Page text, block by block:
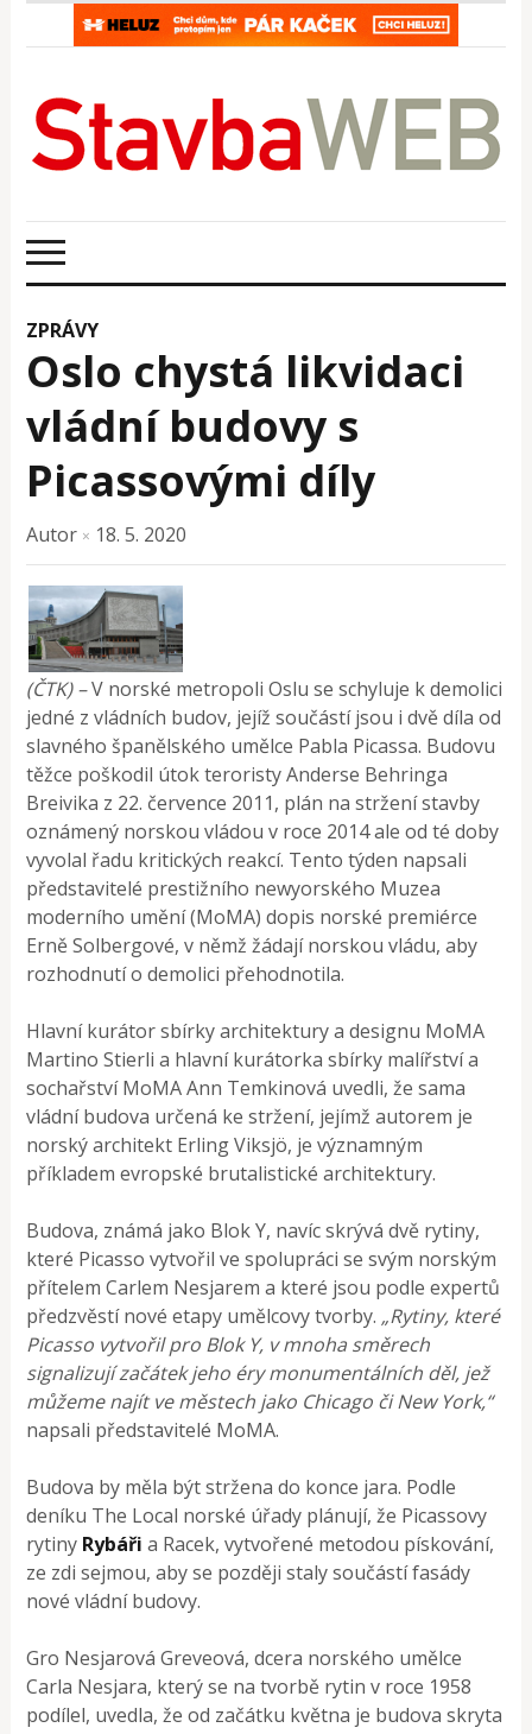
ZPRÁVY
Oslo chystá likvidaci
vládní budovy s
Picassovými díly
Autor × 18. 5. 2020
(ČTK) –V norské metropoli Oslu se schyluje k demolici
jedné z vládních budov, jejíž součástí jsou i dvě díla od
slavného španělského umělce Pabla Picassa. Budovu
těžce poškodil útok teroristy Anderse Behringa
Breivika z 22. července 2011, plán na stržení stavby
oznámený norskou vládou v roce 2014 ale od té doby
vyvolal řadu kritických reakcí. Tento týden napsali
představitelé prestižního newyorského Muzea
moderního umění (MoMA) dopis norské premiérce
Erně Solbergové, v němž žádají norskou vládu, aby
rozhodnutí o demolici přehodnotila.
Hlavní kurátor sbírky architektury a designu MoMA
Martino Stierli a hlavní kurátorka sbírky malířství a
sochařství MoMA Ann Temkinová uvedli, že sama
vládní budova určená ke stržení, jejímž autorem je
norský architekt Erling Viksjö, je významným
příkladem evropské brutalistické architektury.
Budova, známá jako Blok Y, navíc skrývá dvě rytiny,
které Picasso vytvořil ve spolupráci se svým norským
přítelem Carlem Nesjarem a které jsou podle expertů
předzvěstí nové etapy umělcovy tvorby. „Rytiny, které
Picasso vytvořil pro Blok Y, v mnoha směrech
signalizují začátek jeho éry monumentálních děl, jež
můžeme najít ve městech jako Chicago či New York,“
napsali představitelé MoMA.
Budova by měla být stržena do konce jara. Podle
deníku The Local norské úřady plánují, že Picassovy
rytiny Rybáři a Racek, vytvořené metodou pískování,
ze zdi sejmou, aby se později staly součástí fasády
nové vládní budovy.
Gro Nesjarová Greveová, dcera norského umělce
Carla Nesjara, který se na tvorbě rytin v roce 1958
podílel, uvedla, že od začátku května je budova skryta